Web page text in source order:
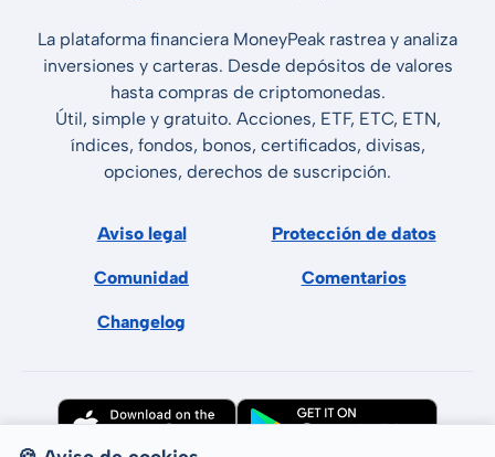
La plataforma financiera MoneyPeak rastrea y analiza
inversiones y carteras. Desde depósitos de valores
hasta compras de criptomonedas.
Útil, simple y gratuito. Acciones, ETF, ETC, ETN,
índices, fondos, bonos, certificados, divisas,
opciones, derechos de suscripción.
Aviso legal Protección de datos
Comunidad Comentarios
Changelog